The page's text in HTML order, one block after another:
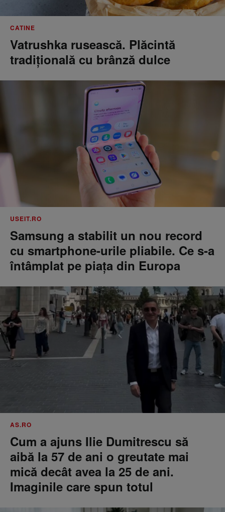
CATINE
Vatrushka rusească. Plăcintă
tradițională cu brânză dulce
USEIT.RO
Samsung a stabilit un nou record
cu smartphone-urile pliabile. Ce s-a
întâmplat pe piața din Europa
AS.RO
Cum a ajuns Ilie Dumitrescu să
aibă la 57 de ani o greutate mai
mică decât avea la 25 de ani.
Imaginile care spun totul